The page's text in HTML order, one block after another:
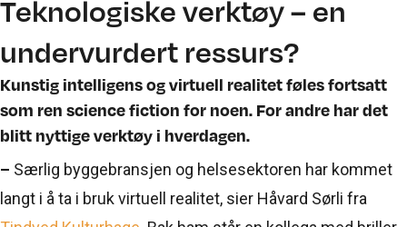
Teknologiske verktøy – en
undervurdert ressurs?
Kunstig intelligens og virtuell realitet føles fortsatt
som ren science fiction for noen. For andre har det
blitt nyttige verktøy i hverdagen.
– Særlig byggebransjen og helsesektoren har kommet
langt i å ta i bruk virtuell realitet, sier Håvard Sørli fra